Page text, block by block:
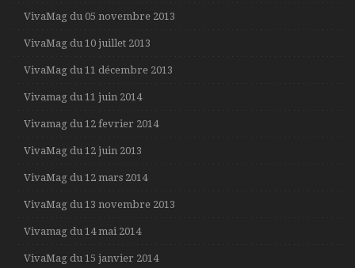
VivaMag du 05 novembre 2013
VivaMag du 10 juillet 2013
VivaMag du 11 décembre 2013
Vivamag du 11 juin 2014
Vivamag du 12 fevrier 2014
VivaMag du 12 juin 2013
VivaMag du 12 mars 2014
VivaMag du 13 novembre 2013
Vivamag du 14 mai 2014
VivaMag du 15 janvier 2014